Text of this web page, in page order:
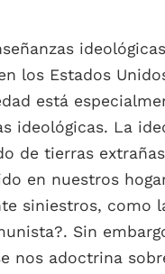
los Estados
está
ideológicas. La
de tierras
en nuestros
siniestros, como
Sin
nos adoctrina